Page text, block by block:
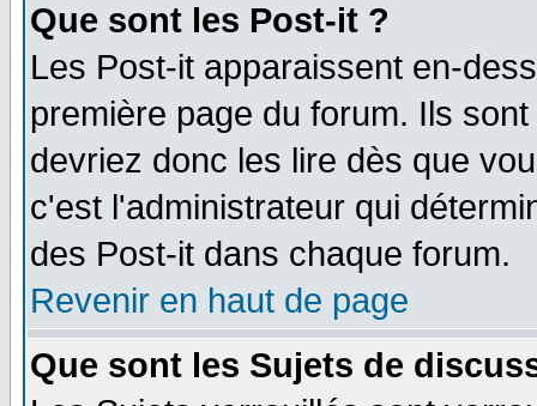
Que sont les Post-it ?
Les Post-it apparaissent en-
première page du forum. Ils
devriez donc les lire dès que
c'est l'administrateur qui
des Post-it dans chaque forum.
Revenir en haut de page
Que sont les Sujets de